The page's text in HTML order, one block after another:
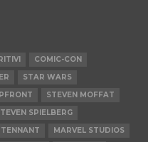
COMIC-CON
STAR WARS
STEVEN MOFFAT
SPIELBERG
MARVEL STUDIOS